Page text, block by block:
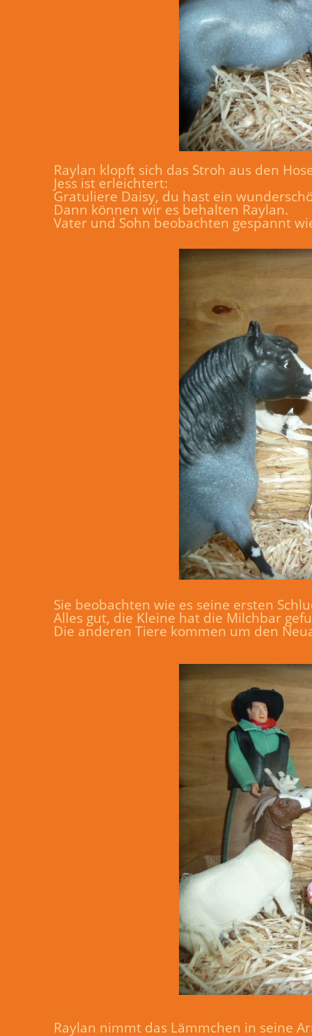
Raylan klopft sich das Stroh aus den
Jess ist erleichtert:
Gratuliere Daisy, du hast ein
Dann können wir es behalten Raylan.
Vater und Sohn beobachten gespannt
Sie beobachten wie es seine ersten
Alles gut, die Kleine hat die Milchbar
Die anderen Tiere kommen um den
Raylan nimmt das Lämmchen in seine